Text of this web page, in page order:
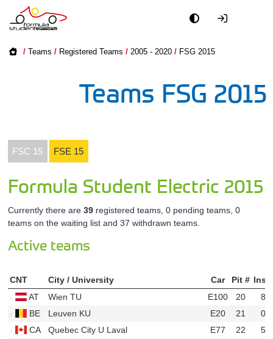
/ Teams / Registered Teams / 2005 - 2020 / FSG 2015
Teams FSG 2015
FSC 15 FSE 15
Formula Student Electric 2015
Currently there are 39registered teams, 0 pending teams, 0
teams on the waiting list and 37 withdrawn teams.
Active teams
CNT City / University Car Pit #
AT
Wien TU E100 20
88
BE
Leuven KU E20 21
04
CA
Quebec City U Laval E77 22
59